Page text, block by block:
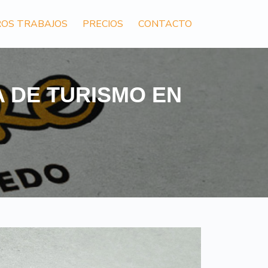
TRABAJOS PRECIOS CONTACTO
DE TURISMO EN